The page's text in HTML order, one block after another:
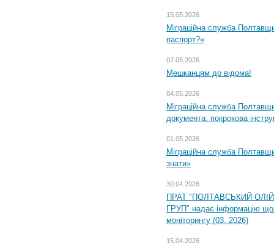
15.05.2026
Міграційна служба
паспорт?»
07.05.2026
Мешканцям до відома!
04.05.2026
Міграційна служба
документа: покрокова
01.05.2026
Міграційна служба
знати»
30.04.2026
ПРАТ "ПОЛТАВСЬКИЙ
ГРУП" надає інформацію
моніторингу (03. 2026)
15.04.2026